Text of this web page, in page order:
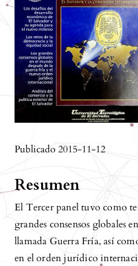
Publicado 2015-11-12
Resumen
El Tercer panel tuvo como
grandes consensos globales
llamada Guerra Fría, así
en el orden jurídico